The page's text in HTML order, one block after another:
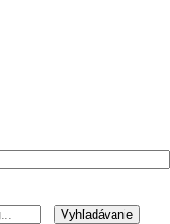
Vyhľadávanie